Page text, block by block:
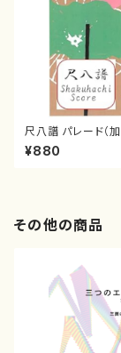
尺八譜 パレード（
泉/楽譜）
¥880
その他の商品